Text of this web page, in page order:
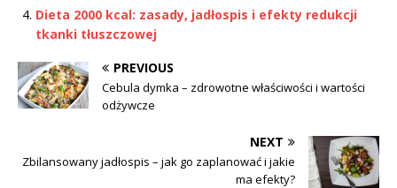
Dieta 2000 kcal: zasady, jadłospis i efekty redukcji
tkanki tłuszczowej
PREVIOUS
Cebula dymka – zdrowotne właściwości i wartości
odżywcze
NEXT
Zbilansowany jadłospis – jak go zaplanować i jakie
ma efekty?